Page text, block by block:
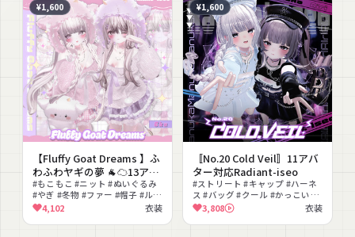
¥1,600
【Fluffy Goat Dreams 】ふ
わふわヤギの夢 🐐☁13アバ
ター対応Radiant-iseo
#もこもこ #ニット #ぬいぐるみ
#やぎ #冬物 #ファー #帽子 #ルー
ズソックス #ゆめかわいい #MA
対応
4,102 衣装
¥1,600
〚No.20 Cold Veil〛11アバ
ター対応Radiant-iseo
#ストリート #キャップ #ハーネ
ス #バッグ #クール #かっこいい
#モノトーン #セットアップ #タ
クティカル #かわいい
3,808 衣装